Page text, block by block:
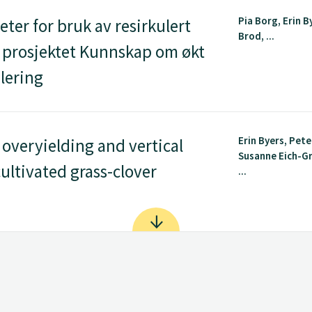
for bruk av resirkulert
Kunnskap om økt
Pia Borg, Erin
Brod, ...
and vertical
grass-clover
Erin Byers,
Susanne Eich-
...